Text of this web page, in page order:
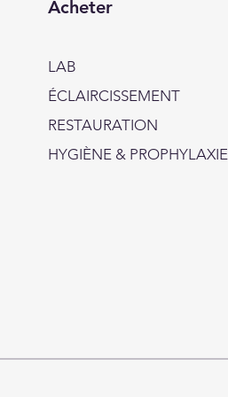
Acheter
LAB
ÉCLAIRCISSEMENT
RESTAURATION
HYGIÈNE & PROPHYLAXIE